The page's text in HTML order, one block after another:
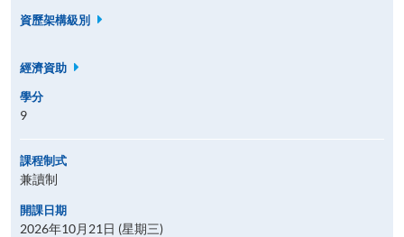
資歷架構級別
經濟資助
學分
9
課程制式
兼讀制
開課日期
2026年10月21日 (星期三)